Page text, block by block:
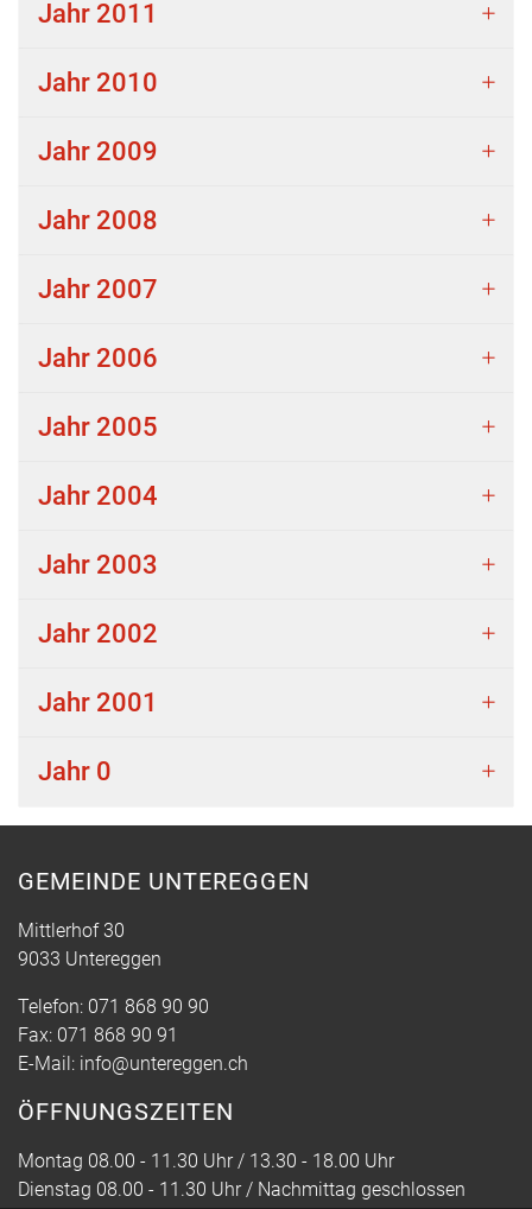
Jahr 2011
Jahr 2010
Jahr 2009
Jahr 2008
Jahr 2007
Jahr 2006
Jahr 2005
Jahr 2004
Jahr 2003
Jahr 2002
Jahr 2001
Jahr 0
GEMEINDE UNTEREGGEN
Mittlerhof 30
9033 Untereggen
Telefon: 071 868 90 90
Fax: 071 868 90 91
E-Mail: info@untereggen.ch
ÖFFNUNGSZEITEN
Montag 08.00 - 11.30 Uhr / 13.30 - 18.00 Uhr
Dienstag 08.00 - 11.30 Uhr / Nachmittag geschlossen